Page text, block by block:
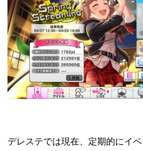
デレステでは現在、定期的にイ